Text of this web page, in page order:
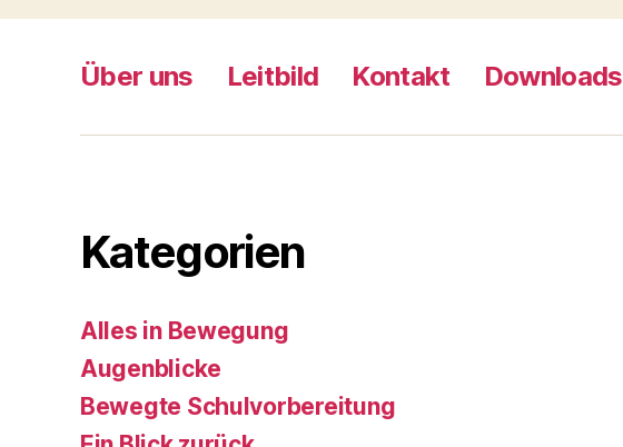
Über uns Leitbild Kontakt Downloads
Kategorien
Alles in Bewegung
Augenblicke
Bewegte Schulvorbereitung